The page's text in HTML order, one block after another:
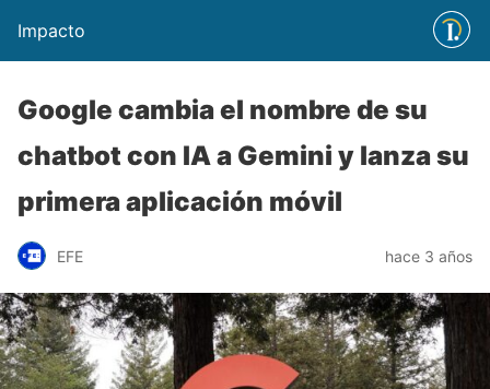
Impacto
Google cambia el nombre de su
chatbot con IA a Gemini y lanza su
primera aplicación móvil
EFE hace 3 años